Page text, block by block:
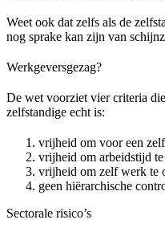
Weet ook dat zelfs als de
nog sprake kan zijn van
Werkgeversgezag?
De wet voorziet vier criteria
zelfstandige echt is:
vrijheid om voor een
vrijheid om arbeidstijd
vrijheid om zelf werk te
geen hiërarchische
Sectorale risico’s